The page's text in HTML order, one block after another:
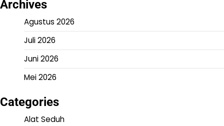
Archives
Agustus 2026
Juli 2026
Juni 2026
Mei 2026
Categories
Alat Seduh